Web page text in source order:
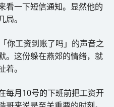
看一下短信通知。显然他的
。
你工资到账了吗」的声音之
。这份躲在燕郊的情绪，就
。
每月10号的下班前把工资开